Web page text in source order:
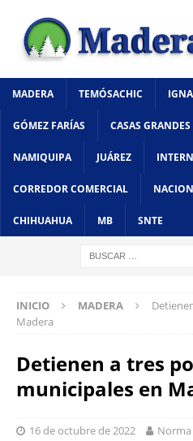
MADERA TEMÓSACHIC
GÓMEZ FARÍAS CASAS GRANDES
NAMIQUIPA JUÁREZ
CORREDOR COMERCIAL
CHIHUAHUA MB SNTE
INICIO MADERA
Madera
Detienen a tres
municipales en
16 de octubre de 2022 Norma